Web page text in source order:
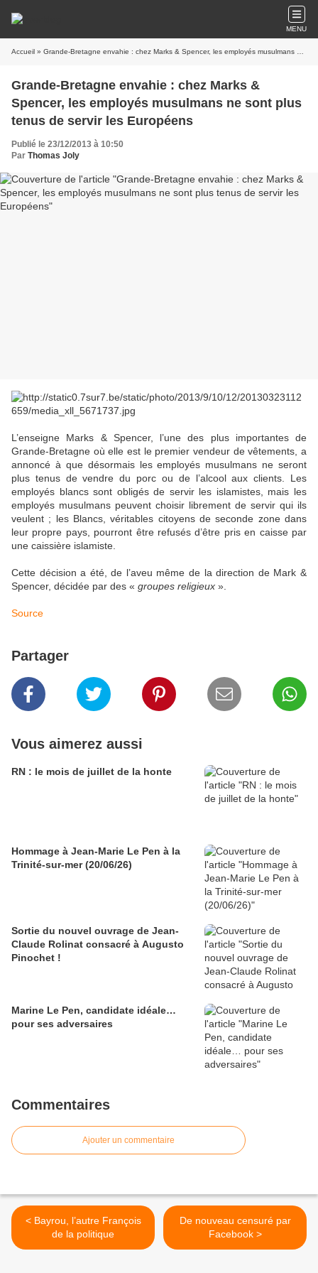
MENU
Accueil » Grande-Bretagne envahie : chez Marks & Spencer, les employés musulmans ne sont plus tenus de servir les Européens
Grande-Bretagne envahie : chez Marks &
Spencer, les employés musulmans ne sont plus
tenus de servir les Européens
Publié le 23/12/2013 à 10:50
Par Thomas Joly
L’enseigne Marks & Spencer, l’une des plus importantes de
Grande-Bretagne où elle est le premier vendeur de vêtements, a
annoncé à que désormais les employés musulmans ne seront
plus tenus de vendre du porc ou de l’alcool aux clients. Les
employés blancs sont obligés de servir les islamistes, mais les
employés musulmans peuvent choisir librement de servir qui ils
veulent ; les Blancs, véritables citoyens de seconde zone dans
leur propre pays, pourront être refusés d’être pris en caisse par
une caissière islamiste.
Cette décision a été, de l’aveu même de la direction de Mark &
Spencer, décidée par des « groupes religieux ».
Source
Partager
Vous aimerez aussi
RN : le mois de juillet de la honte
Hommage à Jean-Marie Le Pen à la
Trinité-sur-mer (20/06/26)
Sortie du nouvel ouvrage de Jean-
Claude Rolinat consacré à Augusto
Pinochet !
Marine Le Pen, candidate idéale…
pour ses adversaires
Commentaires
Ajouter un commentaire
< Bayrou, l’autre François
de la politique
De nouveau censuré par
Facebook >